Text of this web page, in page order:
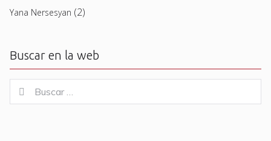
Yana Nersesyan (2)
Buscar en la web
for:
Buscar